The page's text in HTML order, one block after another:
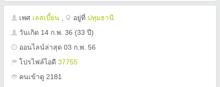
เพศ เลสเบี้ยน อยู่ที่ ปทุมธานี
วันเกิด 14 ก.พ. 36 (33 ปี)
ออนไลน์ล่าสุด 03 ก.พ. 56
โปรไฟล์ไอดี 37755
คนเข้าดู 2181